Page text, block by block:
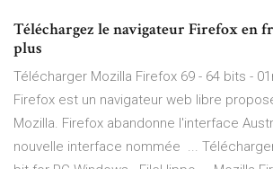
Téléchargez le navigateur Firefox en
plus
Télécharger Mozilla Firefox 69 - 64 bits -
Firefox est un navigateur web libre
Mozilla. Firefox abandonne l'interface
nouvelle interface nommée ...